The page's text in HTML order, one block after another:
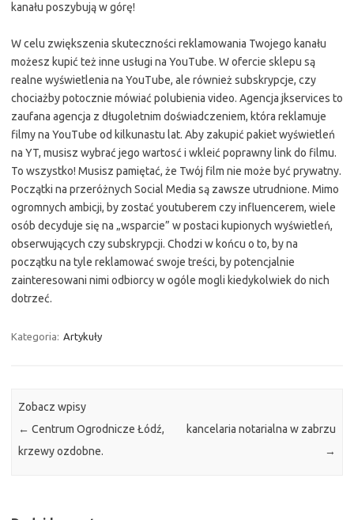
kanału poszybują w górę!
W celu zwiększenia skuteczności reklamowania Twojego kanału
możesz kupić też inne usługi na YouTube. W ofercie sklepu są
realne wyświetlenia na YouTube, ale również subskrypcje, czy
chociażby potocznie mówiać polubienia video. Agencja jkservices to
zaufana agencja z długoletnim doświadczeniem, która reklamuje
filmy na YouTube od kilkunastu lat. Aby zakupić pakiet wyświetleń
na YT, musisz wybrać jego wartosć i wkleić poprawny link do filmu.
To wszystko! Musisz pamiętać, że Twój film nie może być prywatny.
Początki na przeróżnych Social Media są zawsze utrudnione. Mimo
ogromnych ambicji, by zostać youtuberem czy influencerem, wiele
osób decyduje się na „wsparcie” w postaci kupionych wyświetleń,
obserwujących czy subskrypcji. Chodzi w końcu o to, by na
początku na tyle reklamować swoje treści, by potencjalnie
zainteresowani nimi odbiorcy w ogóle mogli kiedykolwiek do nich
dotrzeć.
Kategoria: Artykuły
Zobacz wpisy
← Centrum Ogrodnicze Łódź,
krzewy ozdobne.
kancelaria notarialna w zabrzu
→